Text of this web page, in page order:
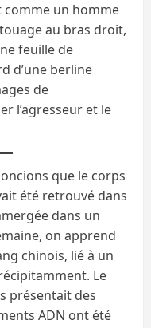
comme un homme
au bras droit,
feuille de
d’une berline
de
l’agresseur et le
que le corps
été retrouvé dans
dans un
on apprend
chinois, lié à un
Le
présentait des
ADN ont été